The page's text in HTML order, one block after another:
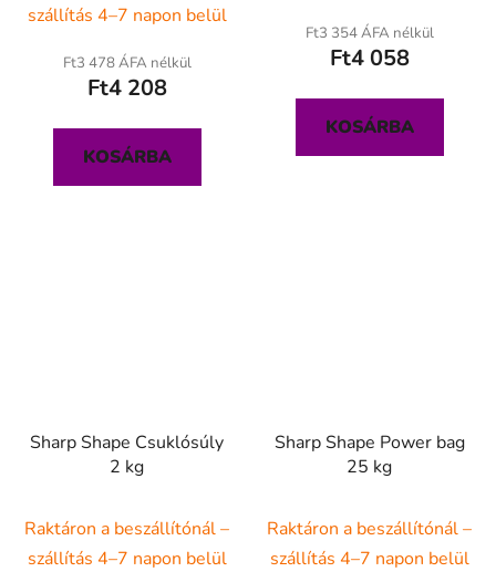
szállítás 4–7 napon belül
Ft3 478 ÁFA nélkül
Ft4 208
KOSÁRBA
Ft3 354 ÁFA nélkül
Ft4 058
KOSÁRBA
Sharp Shape Csuklósúly
2 kg
Raktáron a beszállítónál –
szállítás 4–7 napon belül
Sharp Shape Power bag
25 kg
Raktáron a beszállítónál –
szállítás 4–7 napon belül